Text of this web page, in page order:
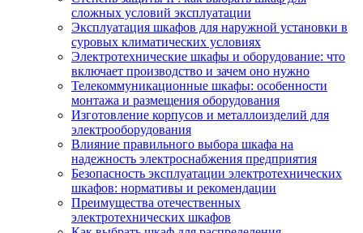
сложных условий эксплуатации
Эксплуатация шкафов для наружной установки в
суровых климатических условиях
Электротехнические шкафы и оборудование: что
включает производство и зачем оно нужно
Телекоммуникационные шкафы: особенности
монтажа и размещения оборудования
Изготовление корпусов и металлоизделий для
электрооборудования
Влияние правильного выбора шкафа на
надежность электроснабжения предприятия
Безопасность эксплуатации электротехнических
шкафов: нормативы и рекомендации
Преимущества отечественных
электротехнических шкафов